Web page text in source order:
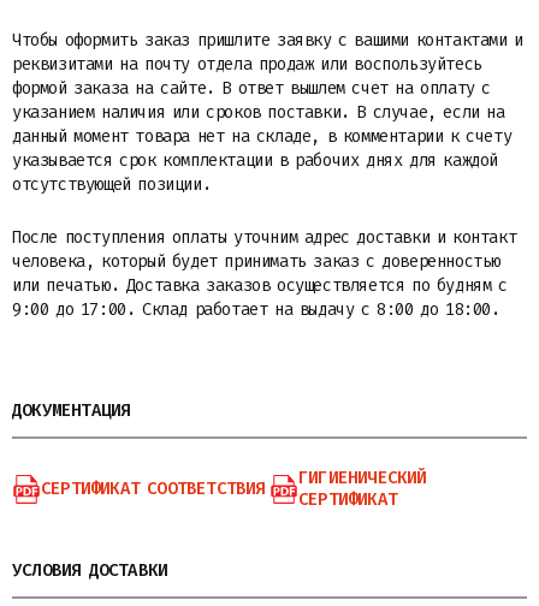
Чтобы оформить заказ пришлите заявку с вашими контактами и
реквизитами на почту отдела продаж или воспользуйтесь
формой заказа на сайте. В ответ вышлем счет на оплату с
указанием наличия или сроков поставки. В случае, если на
данный момент товара нет на складе, в комментарии к счету
указывается срок комплектации в рабочих днях для каждой
отсутствующей позиции.
После поступления оплаты уточним адрес доставки и контакт
человека, который будет принимать заказ с доверенностью
или печатью. Доставка заказов осуществляется по будням с
9:00 до 17:00. Склад работает на выдачу с 8:00 до 18:00.
ДОКУМЕНТАЦИЯ
СЕРТИФИКАТ СООТВЕТСТВИЯ
ГИГИЕНИЧЕСКИЙ
СЕРТИФИКАТ
УСЛОВИЯ ДОСТАВКИ